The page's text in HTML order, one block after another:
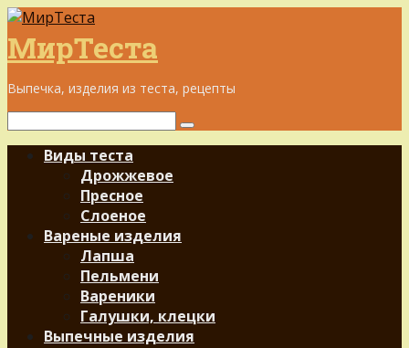
Перейти
к
контенту
МирТеста
Выпечка, изделия из теста, рецепты
Поиск:
Виды теста
Дрожжевое
Пресное
Слоеное
Вареные изделия
Лапша
Пельмени
Вареники
Галушки, клецки
Выпечные изделия